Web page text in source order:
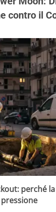
contro il
perché